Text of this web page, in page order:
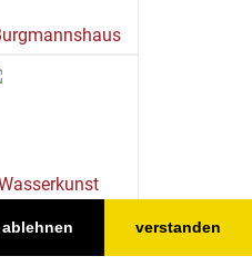
ablehnen verstanden